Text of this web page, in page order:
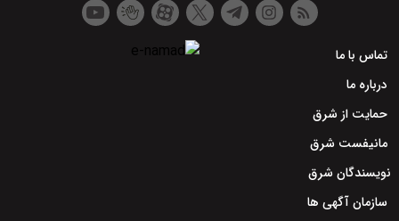
تماس با ما
درباره ما
حمایت از شرق
مانیفست شرق
نویسندگان شرق
سازمان آگهی ها